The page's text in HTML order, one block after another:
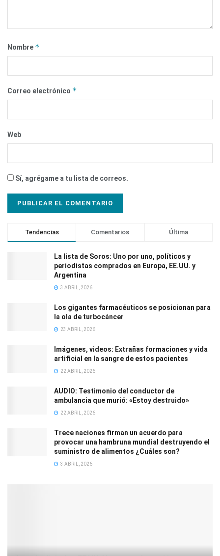
Nombre *
Correo electrónico *
Web
Sí, agrégame a tu lista de correos.
Tendencias Comentarios Última
La lista de Soros: Uno por uno, políticos y
periodistas comprados en Europa, EE.UU. y
Argentina
3 ABRIL, 2026
Los gigantes farmacéuticos se posicionan para
la ola de turbocáncer
23 ABRIL, 2026
Imágenes, videos: Extrañas formaciones y vida
artificial en la sangre de estos pacientes
22 ABRIL, 2026
AUDIO: Testimonio del conductor de
ambulancia que murió: «Estoy destruido»
22 ABRIL, 2026
Trece naciones firman un acuerdo para
provocar una hambruna mundial destruyendo el
suministro de alimentos ¿Cuáles son?
3 ABRIL, 2026